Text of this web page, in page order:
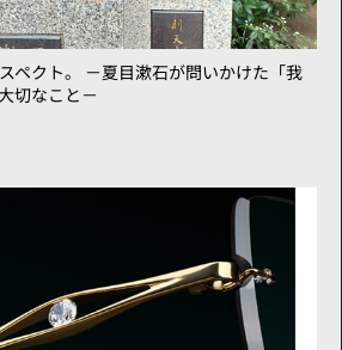
ペクト。 －夏目漱石が問いかけた「我
切なこと－